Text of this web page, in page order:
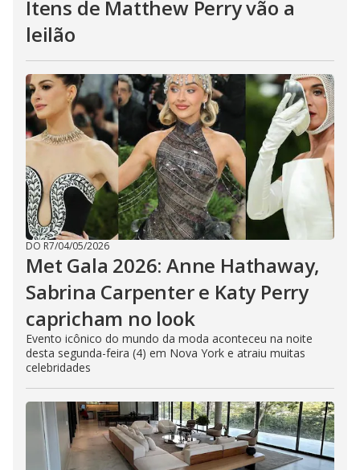
Itens de Matthew Perry vão a
leilão
DO R7/04/05/2026
Met Gala 2026: Anne Hathaway,
Sabrina Carpenter e Katy Perry
capricham no look
Evento icônico do mundo da moda aconteceu na noite
desta segunda-feira (4) em Nova York e atraiu muitas
celebridades